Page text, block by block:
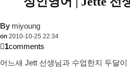
By miyoung
on 2010-10-25 22:34
1comments
어느새 Jett 선생님과 수업한지 두달이